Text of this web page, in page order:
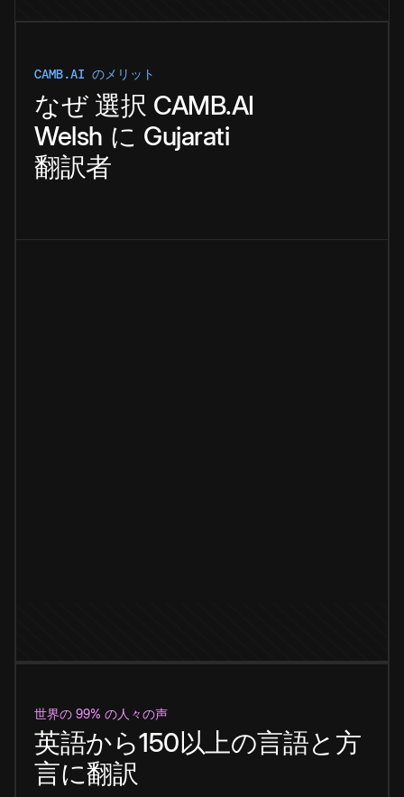
CAMB.AI のメリット
なぜ 選択 CAMB.AI
Welsh に Gujarati
翻訳者
世界の 99% の人々の声
英語から150以上の言語と方
言に翻訳